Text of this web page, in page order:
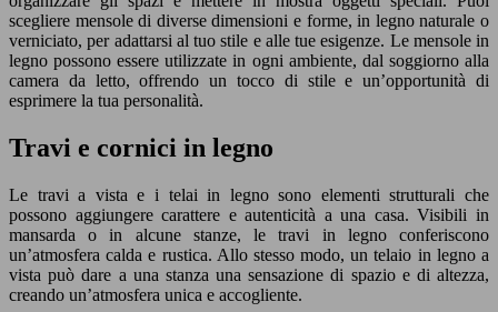
scegliere mensole di diverse dimensioni e forme, in legno naturale o
verniciato, per adattarsi al tuo stile e alle tue esigenze. Le mensole in
legno possono essere utilizzate in ogni ambiente, dal soggiorno alla
camera da letto, offrendo un tocco di stile e un’opportunità di
esprimere la tua personalità.
Travi e cornici in legno
Le travi a vista e i telai in legno sono elementi strutturali che
possono aggiungere carattere e autenticità a una casa. Visibili in
mansarda o in alcune stanze, le travi in legno conferiscono
un’atmosfera calda e rustica. Allo stesso modo, un telaio in legno a
vista può dare a una stanza una sensazione di spazio e di altezza,
creando un’atmosfera unica e accogliente.